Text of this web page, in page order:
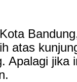
atas
Apalagi jika